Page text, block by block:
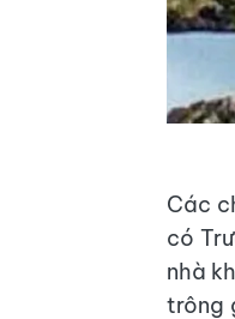
Các
có
nhà
trông